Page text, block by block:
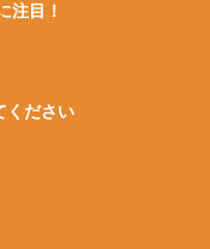
注目！
ください